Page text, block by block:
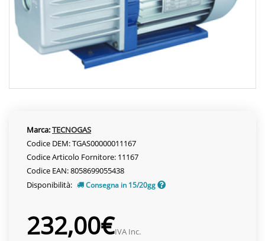
Marca:TECNOGAS
Codice DEM: TGAS00000011167
Codice Articolo Fornitore: 11167
Codice EAN: 8058699055438
Disponibilità:
Consegna in 15/20gg
232,00€IVA Inc.